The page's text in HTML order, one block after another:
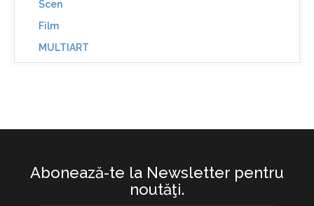
Scen
Film
MULTIART
Abonează-te la Newsletter pentru
noutăţi.